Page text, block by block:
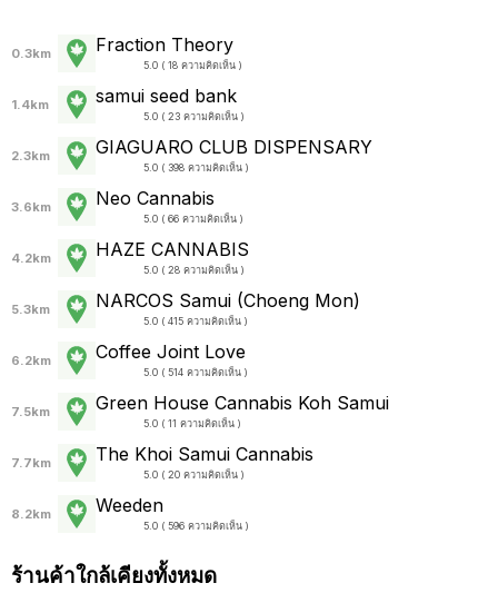
0.3km Fraction Theory
5.0 ( 18 ความคิดเห็น )
1.4km samui seed bank
5.0 ( 23 ความคิดเห็น )
2.3km GIAGUARO CLUB DISPENSARY
5.0 ( 398 ความคิดเห็น )
3.6km Neo Cannabis
5.0 ( 66 ความคิดเห็น )
4.2km HAZE CANNABIS
5.0 ( 28 ความคิดเห็น )
5.3km NARCOS Samui (Choeng Mon)
5.0 ( 415 ความคิดเห็น )
6.2km Coffee Joint Love
5.0 ( 514 ความคิดเห็น )
7.5km Green House Cannabis Koh Samui
5.0 ( 11 ความคิดเห็น )
7.7km The Khoi Samui Cannabis
5.0 ( 20 ความคิดเห็น )
8.2km Weeden
5.0 ( 596 ความคิดเห็น )
ร้านค้าใกล้เคียงทั้งหมด